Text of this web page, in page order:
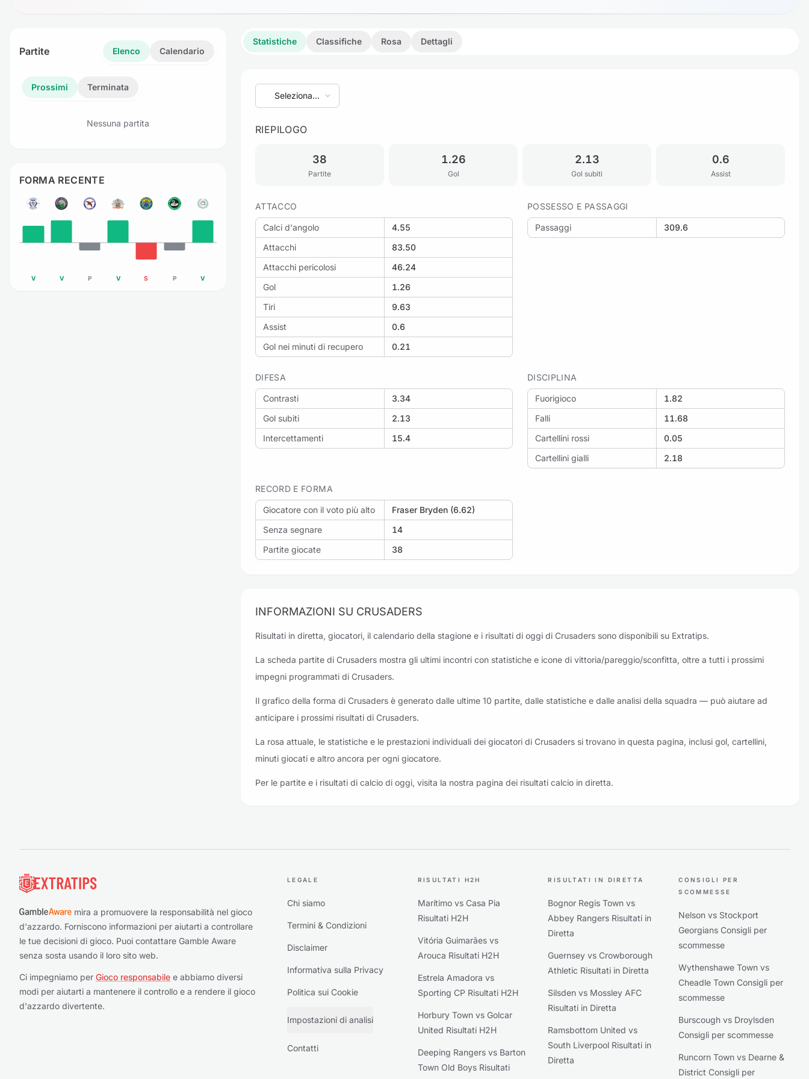
Partite Elenco Calendario
Prossimi Terminata
Nessuna partita
FORMA RECENTE
V V P V S P V
Statistiche Classifiche Rosa Dettagli
Seleziona
stagione
RIEPILOGO
38
Partite
1.26
Gol
2.13
Gol subiti
0.6
Assist
ATTACCO
Calci d'angolo
4.55
Attacchi
83.50
Attacchi pericolosi
46.24
Gol
1.26
Tiri
9.63
Assist
0.6
Gol nei minuti di recupero
0.21
POSSESSO E PASSAGGI
Passaggi 309.6
DIFESA
Contrasti
3.34
Gol subiti
2.13
Intercettamenti
15.4
DISCIPLINA
Fuorigioco
1.82
Falli
11.68
Cartellini rossi
0.05
Cartellini gialli
2.18
RECORD E FORMA
Giocatore con il voto più alto
Fraser Bryden (6.62)
Senza segnare
14
Partite giocate
38
INFORMAZIONI SU CRUSADERS
Risultati in diretta, giocatori, il calendario della stagione e i risultati di oggi di Crusaders sono disponibili su Extratips.
La scheda partite di Crusaders mostra gli ultimi incontri con statistiche e icone di vittoria/pareggio/sconfitta, oltre a tutti i prossimi
impegni programmati di Crusaders.
Il grafico della forma di Crusaders è generato dalle ultime 10 partite, dalle statistiche e dalle analisi della squadra — può aiutare ad
anticipare i prossimi risultati di Crusaders.
La rosa attuale, le statistiche e le prestazioni individuali dei giocatori di Crusaders si trovano in questa pagina, inclusi gol, cartellini,
minuti giocati e altro ancora per ogni giocatore.
Per le partite e i risultati di calcio di oggi, visita la nostra pagina dei risultati calcio in diretta.
mira a promuovere la responsabilità nel gioco
d'azzardo. Forniscono informazioni per aiutarti a controllare
le tue decisioni di gioco. Puoi contattare Gamble Aware
senza sosta usando il loro sito web.
Ci impegniamo per Gioco responsabile e abbiamo diversi
modi per aiutarti a mantenere il controllo e a rendere il gioco
d'azzardo divertente.
LEGALE
Chi siamo
Termini & Condizioni
Disclaimer
Informativa sulla Privacy
Politica sui Cookie
Impostazioni di analisi
Contatti
RISULTATI H2H
Marítimo vs Casa Pia
Risultati H2H
Vitória Guimarães vs
Arouca Risultati H2H
Estrela Amadora vs
Sporting CP Risultati H2H
Horbury Town vs Golcar
United Risultati H2H
Deeping Rangers vs Barton
Town Old Boys Risultati
RISULTATI IN DIRETTA
Bognor Regis Town vs
Abbey Rangers Risultati in
Diretta
Guernsey vs Crowborough
Athletic Risultati in Diretta
Silsden vs Mossley AFC
Risultati in Diretta
Ramsbottom United vs
South Liverpool Risultati in
Diretta
CONSIGLI PER
SCOMMESSE
Nelson vs Stockport
Georgians Consigli per
scommesse
Wythenshawe Town vs
Cheadle Town Consigli per
scommesse
Burscough vs Droylsden
Consigli per scommesse
Runcorn Town vs Dearne &
District Consigli per